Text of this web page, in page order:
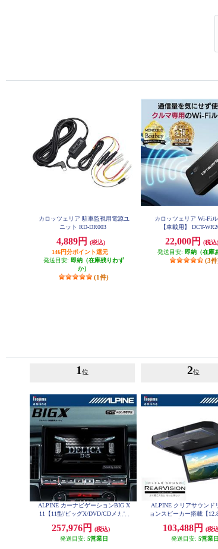
カロッツェリア 駐車監視用電源ユ
ニット RD-DR003
4,889円
(税込)
146円分ポイント還元
発送目安: 即納（在庫残りわず
か）
(1件)
カロッツェリア Wi-Fi
【車載用】 DCT-
22,000円
(税込)
発送目安: 即納（在庫
(3
1 位
ALPINE カーナビゲーションBIG X
11【11型/ビッグX/DVD/CDメカレ
ジ後】 EX11NX2S-D5-1-AR
257,976円
(税込)
発送目安: 5営業日
2位
ALPINE クリアサウンド
ョンスピーカー搭載【
103,488円
(税
発送目安: 5営業日